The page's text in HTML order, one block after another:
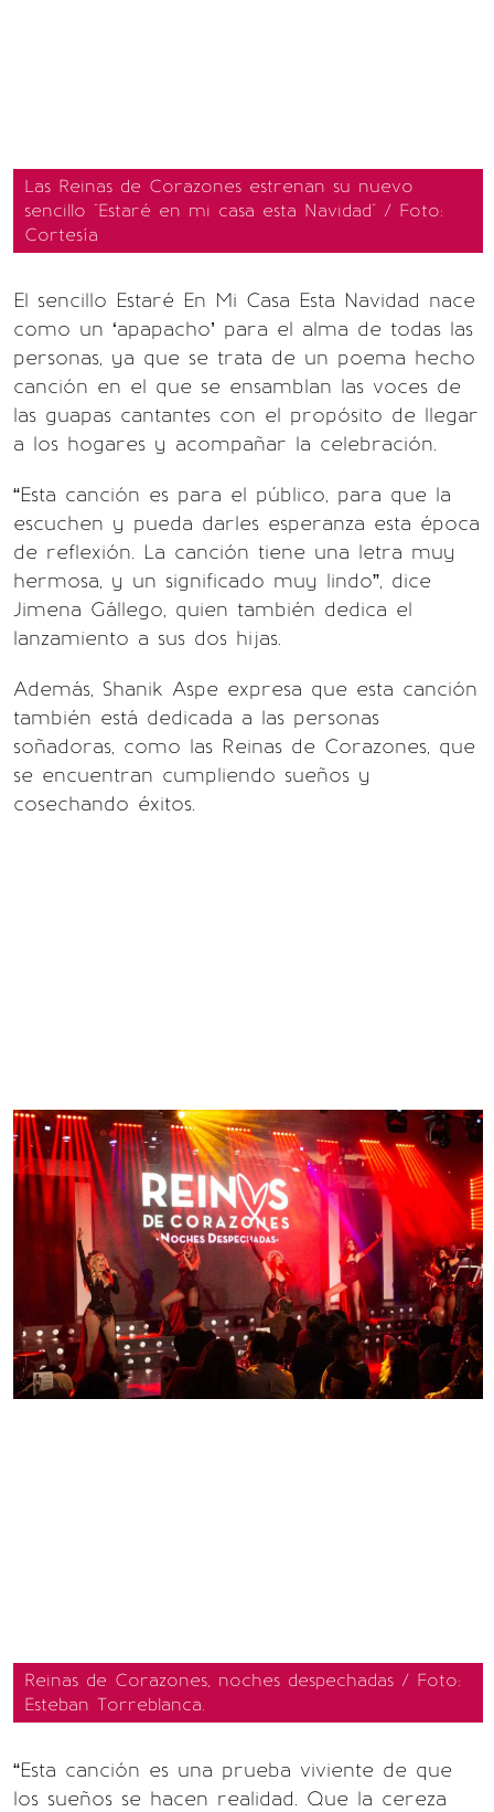
Las Reinas de Corazones estrenan su nuevo
sencillo "Estaré en mi casa esta Navidad" / Foto:
Cortesía
El sencillo Estaré En Mi Casa Esta Navidad nace
como un ‘apapacho’ para el alma de todas las
personas, ya que se trata de un poema hecho
canción en el que se ensamblan las voces de
las guapas cantantes con el propósito de llegar
a los hogares y acompañar la celebración.
“Esta canción es para el público, para que la
escuchen y pueda darles esperanza esta época
de reflexión. La canción tiene una letra muy
hermosa, y un significado muy lindo”, dice
Jimena Gállego, quien también dedica el
lanzamiento a sus dos hijas.
Además, Shanik Aspe expresa que esta canción
también está dedicada a las personas
soñadoras, como las Reinas de Corazones, que
se encuentran cumpliendo sueños y
cosechando éxitos.
Reinas de Corazones, noches despechadas / Foto:
Esteban Torreblanca.
“Esta canción es una prueba viviente de que
los sueños se hacen realidad. Que la cereza